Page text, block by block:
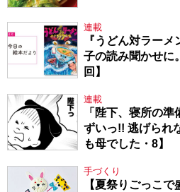
連載
『うどん対ラー
子の読み聞かせに
回】
連載
「陛下、寝所の
ずいっ!! 逃げら
も母でした・8】
手づくり
【夏祭りごっこ